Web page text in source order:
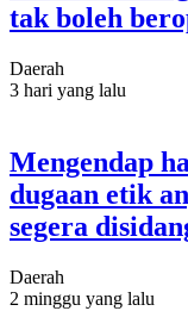
tak boleh
Daerah
3 hari yang lalu
Mengendap
dugaan etik
segera
Daerah
2 minggu yang lalu